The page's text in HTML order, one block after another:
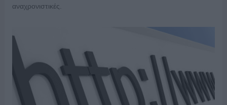
αναχρονιστικές.